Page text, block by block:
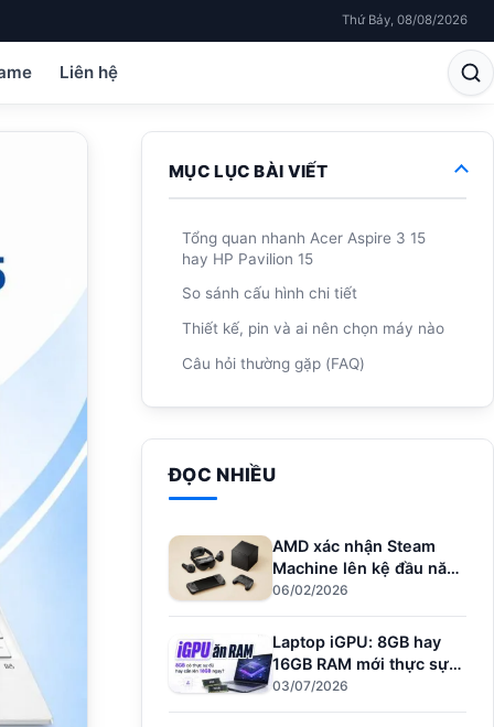
Thứ Bảy, 08/08/2026
Liên hệ
MỤC LỤC BÀI VIẾT
Tổng quan nhanh Acer Aspire 3 15
hay HP Pavilion 15
So sánh cấu hình chi tiết
Thiết kế, pin và ai nên chọn máy nào
Câu hỏi thường gặp (FAQ)
ĐỌC NHIỀU
AMD xác nhận Steam
Machine lên kệ đầu năm
nay – Đối thủ mới của
PS5
06/02/2026
Laptop iGPU: 8GB hay
16GB RAM mới thực sự
đủ dùng?
03/07/2026